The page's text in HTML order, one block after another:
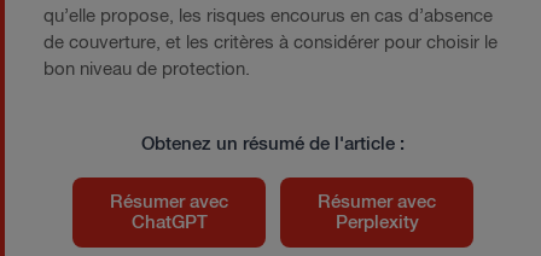
qu’elle propose, les risques encourus en cas d’absence
de couverture, et les critères à considérer pour choisir le
bon niveau de protection.
Obtenez un résumé de l'article :
Résumer avec
ChatGPT
Résumer avec
Perplexity